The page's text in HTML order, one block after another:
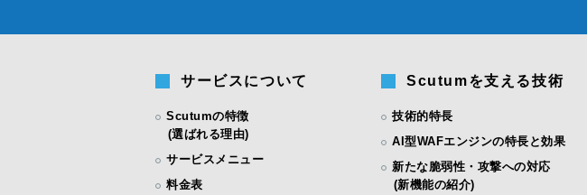
サービスについて
Scutumの特徴
(選ばれる理由)
サービスメニュー
料金表
Scutumを支える技術
技術的特長
AI型WAFエンジンの特長と効果
新たな脆弱性・攻撃への対応
(新機能の紹介)